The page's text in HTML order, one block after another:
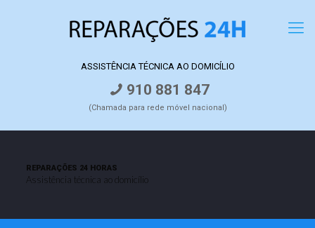
ASSISTÊNCIA TÉCNICA AO DOMICÍLIO
910 881 847
(Chamada para rede móvel nacional)
REPARAÇÕES 24 HORAS
Assistência técnica ao domicílio